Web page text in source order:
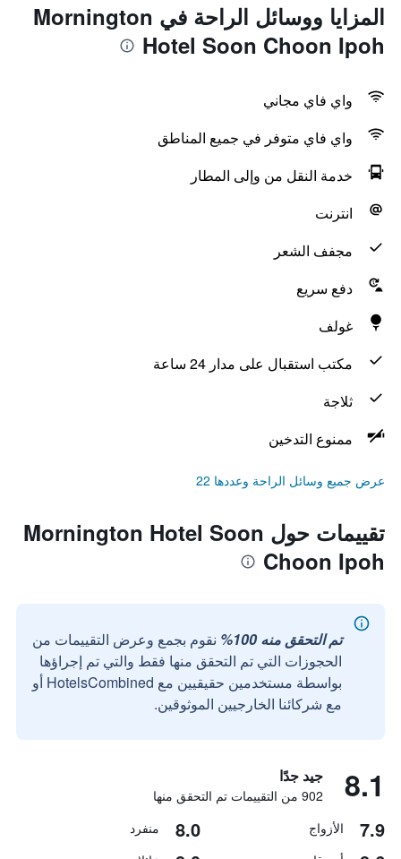
المزايا ووسائل الراحة في Mornington
Hotel Soon Choon Ipoh
واي فاي مجاني
واي فاي متوفر في جميع المناطق
خدمة النقل من وإلى المطار
انترنت
مجفف الشعر
دفع سريع
غولف
مكتب استقبال على مدار 24 ساعة
ثلاجة
ممنوع التدخين
عرض جميع وسائل الراحة وعددها 22
تقييمات حول Mornington Hotel Soon
Choon Ipoh
تم التحقق منه 100%
نقوم بجمع وعرض التقييمات من
الحجوزات التي تم التحقق منها فقط والتي تم إجراؤها
بواسطة مستخدمين حقيقيين مع HotelsCombined أو
مع شركائنا الخارجيين الموثوقين.
8.1 جيد جدًا
902 من التقييمات تم التحقق منها
7.9 الأزواج 8.0 منفرد